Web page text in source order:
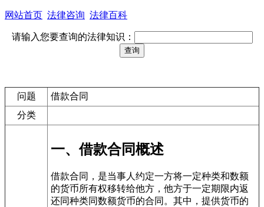
网站首页 法律咨询 法律百科
请输入您要查询的法律知识：
问题
借款合同
分类
一、借款合同概述
借款合同，是当事人约定一方将一定种类和数额
的货币所有权移转给他方，他方于一定期限内返
还同种类同数额货币的合同。其中，提供货币的